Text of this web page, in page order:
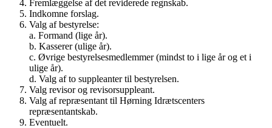
Fremlæggelse af det reviderede regnskab.
Indkomne forslag.
Valg af bestyrelse:
a. Formand (lige år).
b. Kasserer (ulige år).
c. Øvrige bestyrelsesmedlemmer (mindst to i lige år og et i
ulige år).
d. Valg af to suppleanter til bestyrelsen.
Valg revisor og revisorsuppleant.
Valg af repræsentant til Hørning Idrætscenters
repræsentantskab.
Eventuelt.